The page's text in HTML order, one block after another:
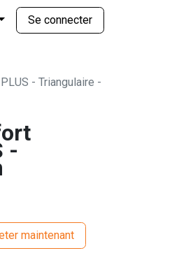
Se connecter
- Triangulaire -
-
maintenant